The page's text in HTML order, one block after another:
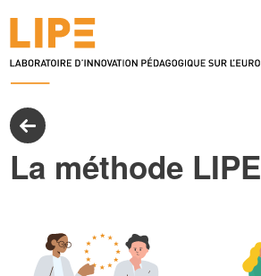
La méthode LIPE